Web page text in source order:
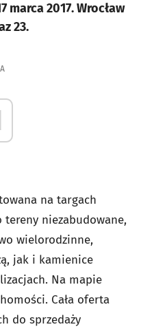
marca 2017. Wrocław
23.
na targach
tereny niezabudowane,
wielorodzinne,
jak i kamienice
Na mapie
Cała oferta
do sprzedaży